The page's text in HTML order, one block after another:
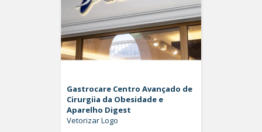
Gastrocare Centro Avançado de
Cirurgiia da Obesidade e
Aparelho Digest
Vetorizar Logo